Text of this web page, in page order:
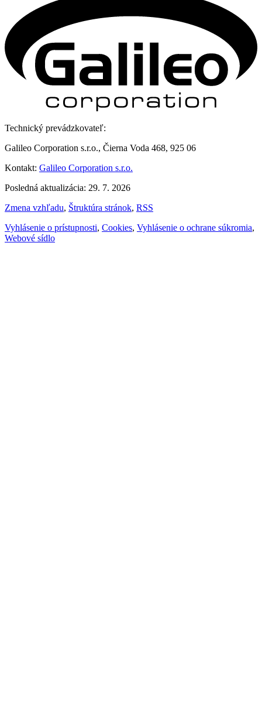
Technický prevádzkovateľ:
Galileo Corporation s.r.o., Čierna Voda 468, 925 06
Kontakt: Galileo Corporation s.r.o.
Posledná aktualizácia: 29. 7. 2026
Zmena vzhľadu, Štruktúra stránok, RSS
Vyhlásenie o prístupnosti, Cookies, Vyhlásenie o ochrane súkromia,
Webové sídlo